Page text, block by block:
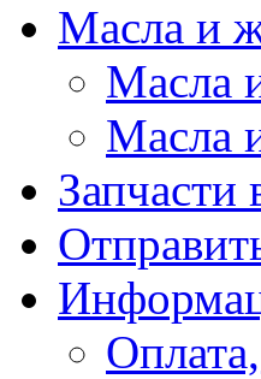
Масла и
Масла
Масла
Запчасти